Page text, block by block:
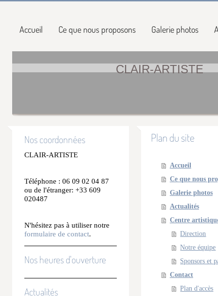
Accueil Ce que nous proposons Galerie photos
CLAIR-ARTISTE
Nos coordonnées
CLAIR-ARTISTE
Téléphone : 06 09 02 04 87
ou de l'étranger: +33 609
020487
N'hésitez pas à utiliser notre
formulaire de contact.
Nos heures d'ouverture
Actualités
Plan du site
Accueil
Ce que nous
Galerie photos
Actualités
Centre
Direction
Notre équipe
Sponsors et
Contact
Plan d'accès